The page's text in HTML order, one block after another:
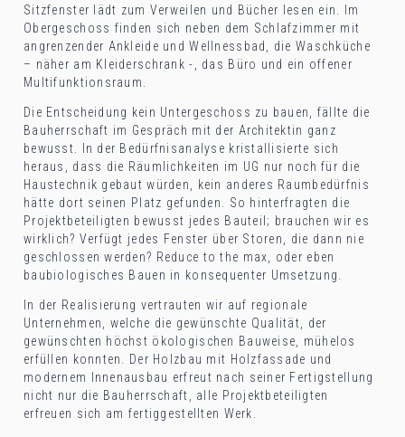
Sitzfenster lädt zum Verweilen und Bücher lesen ein. Im
Obergeschoss finden sich neben dem Schlafzimmer mit
angrenzender Ankleide und Wellnessbad, die Waschküche
– näher am Kleiderschrank -, das Büro und ein offener
Multifunktionsraum.
Die Entscheidung kein Untergeschoss zu bauen, fällte die
Bauherrschaft im Gespräch mit der Architektin ganz
bewusst. In der Bedürfnisanalyse kristallisierte sich
heraus, dass die Räumlichkeiten im UG nur noch für die
Haustechnik gebaut würden, kein anderes Raumbedürfnis
hätte dort seinen Platz gefunden. So hinterfragten die
Projektbeteiligten bewusst jedes Bauteil; brauchen wir es
wirklich? Verfügt jedes Fenster über Storen, die dann nie
geschlossen werden? Reduce to the max, oder eben
baubiologisches Bauen in konsequenter Umsetzung.
In der Realisierung vertrauten wir auf regionale
Unternehmen, welche die gewünschte Qualität, der
gewünschten höchst ökologischen Bauweise, mühelos
erfüllen konnten. Der Holzbau mit Holzfassade und
modernem Innenausbau erfreut nach seiner Fertigstellung
nicht nur die Bauherrschaft, alle Projektbeteiligten
erfreuen sich am fertiggestellten Werk.